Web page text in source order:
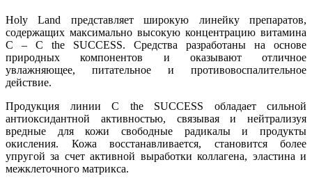
Holy Land представляет широкую линейку препаратов,
содержащих максимально высокую концентрацию витамина
С – C the SUCCESS. Средства разработаны на основе
природных компонентов и оказывают отличное
увлажняющее, питательное и противовоспалительное
действие.
Продукция линии C the SUCCESS обладает сильной
антиоксидантной активностью, связывая и нейтрализуя
вредные для кожи свободные радикалы и продукты
окисления. Кожа восстанавливается, становится более
упругой за счет активной выработки коллагена, эластина и
межклеточного матрикса.